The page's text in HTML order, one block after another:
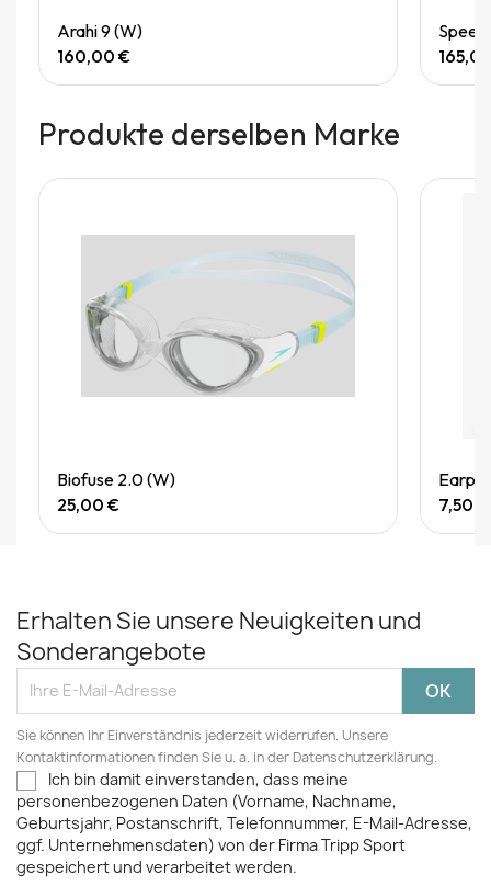
Arahi 9 (W)
160,00 €
Produkte derselben Marke
Biofuse 2.0 (W)
25,00 €
7,50 €
Erhalten Sie unsere Neuigkeiten und
Sonderangebote
Sie können Ihr Einverständnis jederzeit widerrufen. Unsere
Kontaktinformationen finden Sie u. a. in der Datenschutzerklärung.
Ich bin damit einverstanden, dass meine
personenbezogenen Daten (Vorname, Nachname,
Geburtsjahr, Postanschrift, Telefonnummer, E-Mail-Adresse,
ggf. Unternehmensdaten) von der Firma Tripp Sport
gespeichert und verarbeitet werden.